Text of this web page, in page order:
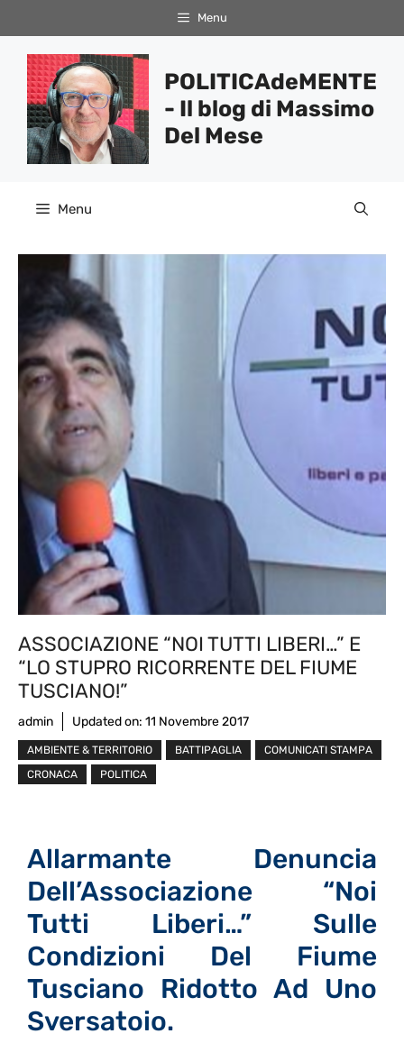
al
contenuto
Menu
POLITICAdeMENTE
- Il blog di Massimo
Del Mese
Menu
ASSOCIAZIONE “NOI TUTTI LIBERI…” E
“LO STUPRO RICORRENTE DEL FIUME
TUSCIANO!”
admin Updated on: 11 Novembre 2017
AMBIENTE & TERRITORIO BATTIPAGLIA
COMUNICATI STAMPA
CRONACA
POLITICA
Allarmante Denuncia
Dell’Associazione “Noi
Tutti Liberi…” Sulle
Condizioni Del Fiume
Tusciano Ridotto Ad Uno
Sversatoio.